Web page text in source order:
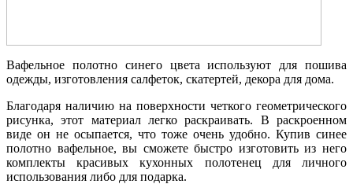
Вафельное полотно синего цвета используют для пошива
одежды, изготовления салфеток, скатертей, декора для дома.
Благодаря наличию на поверхности четкого геометрического
рисунка, этот материал легко раскраивать. В раскроенном
виде он не осыпается, что тоже очень удобно. Купив синее
полотно вафельное, вы сможете быстро изготовить из него
комплекты красивых кухонных полотенец для личного
использования либо для подарка.